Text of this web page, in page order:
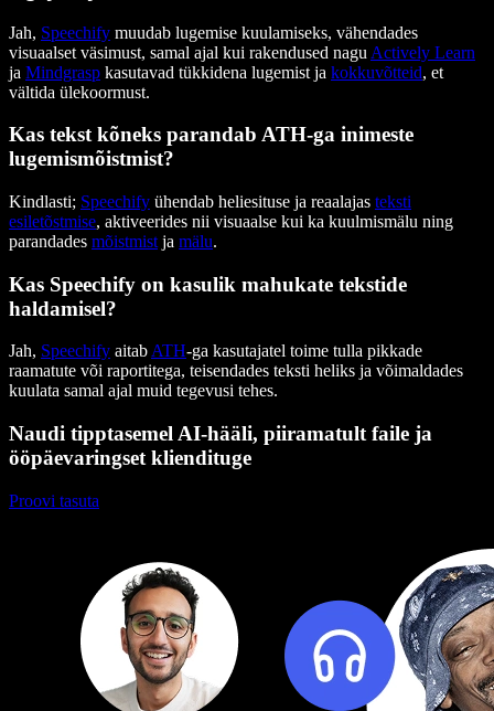
Jah, Speechify muudab lugemise kuulamiseks, vähendades
visuaalset väsimust, samal ajal kui rakendused nagu Actively Learn
ja Mindgrasp kasutavad tükkidena lugemist ja kokkuvõtteid, et
vältida ülekoormust.
Kas tekst kõneks parandab ATH-ga inimeste
lugemismõistmist?
Kindlasti; Speechify ühendab heliesituse ja reaalajas teksti
esiletõstmise, aktiveerides nii visuaalse kui ka kuulmismälu ning
parandades mõistmist ja mälu.
Kas Speechify on kasulik mahukate tekstide
haldamisel?
Jah, Speechify aitabATH-ga kasutajatel toime tulla pikkade
raamatute või raportitega, teisendades teksti heliks ja võimaldades
kuulata samal ajal muid tegevusi tehes.
Naudi tipptasemel AI-hääli, piiramatult faile ja
ööpäevaringset kliendituge
Proovi tasuta